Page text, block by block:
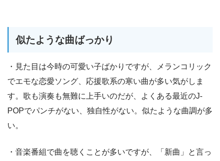
似たような曲ばっかり
・見た目は今時の可愛い子ばかりですが、メランコリック
でエモな恋愛ソング、応援歌系の寒い曲が多い気がしま
す。歌も演奏も無難に上手いのだが、よくある最近のJ-
POPでパンチがない、独自性がない。似たような曲調が多
い。
・音楽番組で曲を聴くことが多いですが、「新曲」と言っ